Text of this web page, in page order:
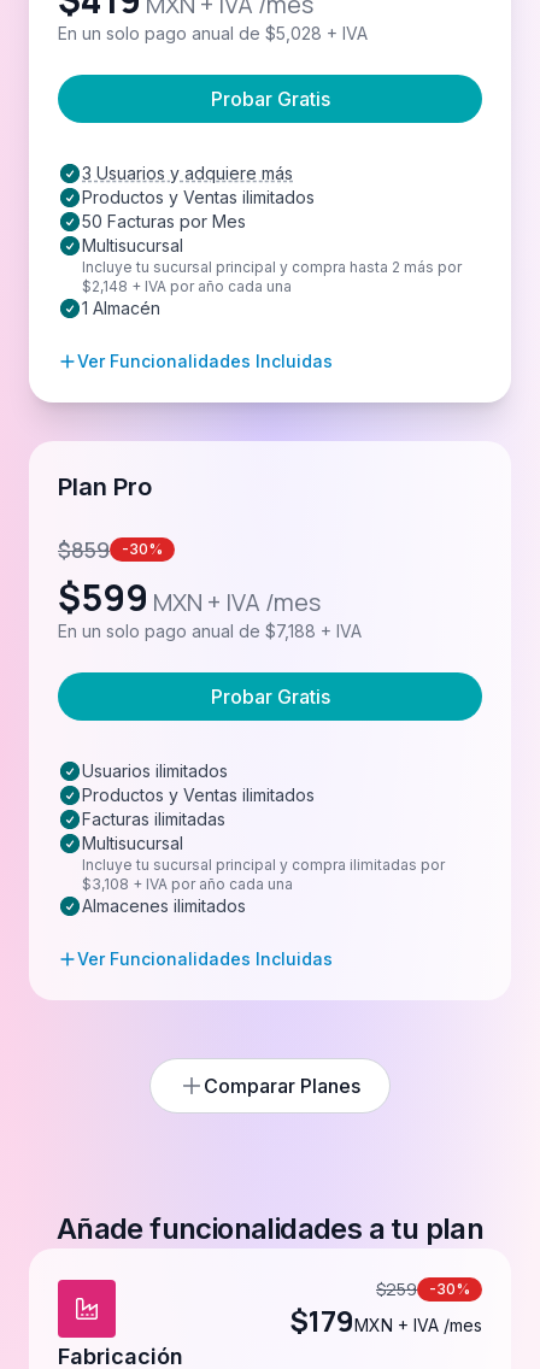
En un solo pago anual de $5,028 + IVA
Probar Gratis
3 Usuarios y adquiere más
Productos y Ventas ilimitados
50 Facturas por Mes
Multisucursal
Incluye tu sucursal principal y compra hasta 2 más por
$2,148 + IVA por año cada una
1 Almacén
Ver Funcionalidades Incluidas
Plan Pro
$859 -30%
$599 MXN + IVA /mes
En un solo pago anual de $7,188 + IVA
Probar Gratis
Usuarios ilimitados
Productos y Ventas ilimitados
Facturas ilimitadas
Multisucursal
Incluye tu sucursal principal y compra ilimitadas por
$3,108 + IVA por año cada una
Almacenes ilimitados
Ver Funcionalidades Incluidas
Comparar Planes
Añade funcionalidades a tu plan
$259 -30%
$179MXN + IVA /mes
Fabricación